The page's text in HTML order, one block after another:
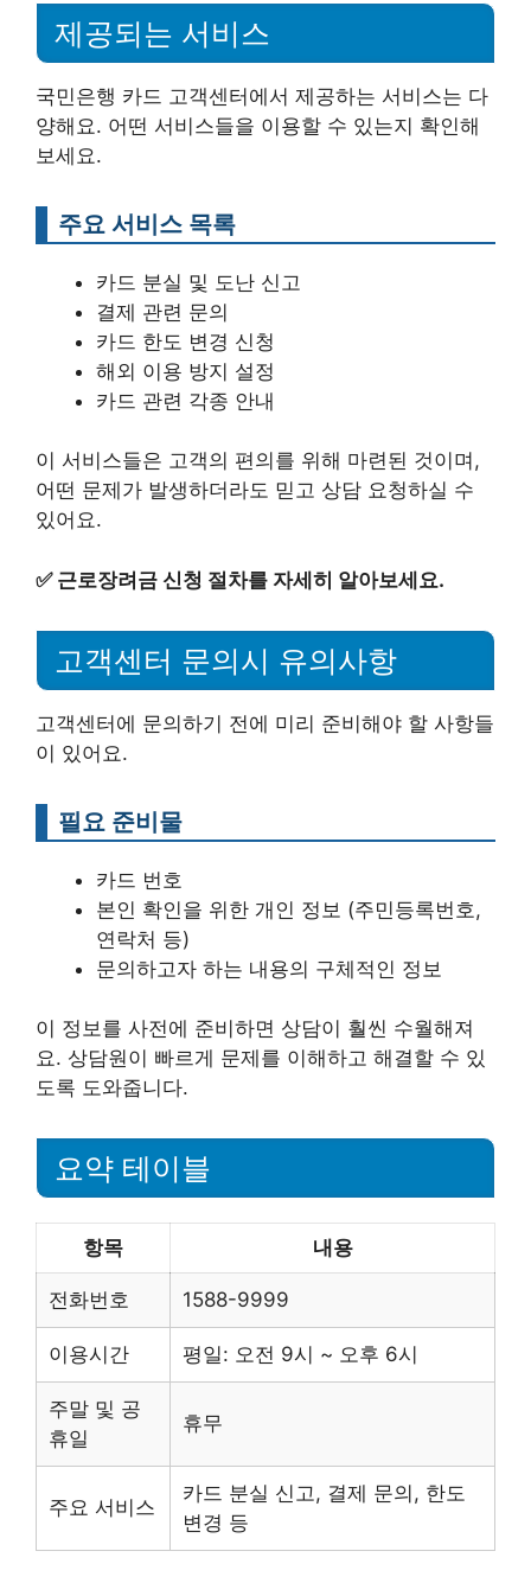
제공되는 서비스
국민은행 카드 고객센터에서 제공하는 서비스는 다
양해요. 어떤 서비스들을 이용할 수 있는지 확인해
보세요.
주요 서비스 목록
카드 분실 및 도난 신고
결제 관련 문의
카드 한도 변경 신청
해외 이용 방지 설정
카드 관련 각종 안내
이 서비스들은 고객의 편의를 위해 마련된 것이며,
어떤 문제가 발생하더라도 믿고 상담 요청하실 수
있어요.
✅ 근로장려금 신청 절차를 자세히 알아보세요.
고객센터 문의시 유의사항
고객센터에 문의하기 전에 미리 준비해야 할 사항들
이 있어요.
필요 준비물
카드 번호
본인 확인을 위한 개인 정보 (주민등록번호,
연락처 등)
문의하고자 하는 내용의 구체적인 정보
이 정보를 사전에 준비하면 상담이 훨씬 수월해져
요. 상담원이 빠르게 문제를 이해하고 해결할 수 있
도록 도와줍니다.
요약 테이블
항목 내용
전화번호 1588-9999
이용시간 평일: 오전 9시 ~ 오후 6시
주말 및 공
휴일
휴무
주요 서비스
카드 분실 신고, 결제 문의, 한도
변경 등